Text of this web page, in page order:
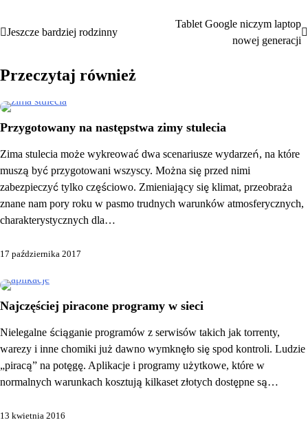
Nawigacja
Jeszcze bardziej rodzinny
Tablet Google niczym laptop
nowej generacji
Przeczytaj również
Przygotowany na następstwa zimy stulecia
Zima stulecia może wykreować dwa scenariusze wydarzeń, na które
muszą być przygotowani wszyscy. Można się przed nimi
zabezpieczyć tylko częściowo. Zmieniający się klimat, przeobraża
znane nam pory roku w pasmo trudnych warunków atmosferycznych,
charakterystycznych dla…
17 października 2017
Najczęściej piracone programy w sieci
Nielegalne ściąganie programów z serwisów takich jak torrenty,
warezy i inne chomiki już dawno wymknęło się spod kontroli. Ludzie
„piracą” na potęgę. Aplikacje i programy użytkowe, które w
normalnych warunkach kosztują kilkaset złotych dostępne są…
13 kwietnia 2016